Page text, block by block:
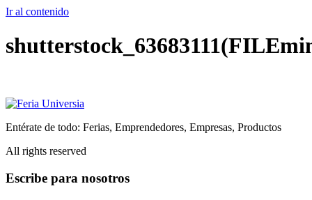
Ir al contenido
Entérate de todo: Ferias, Emprendedores, Empresas, Productos
All rights reserved
Escribe para nosotros